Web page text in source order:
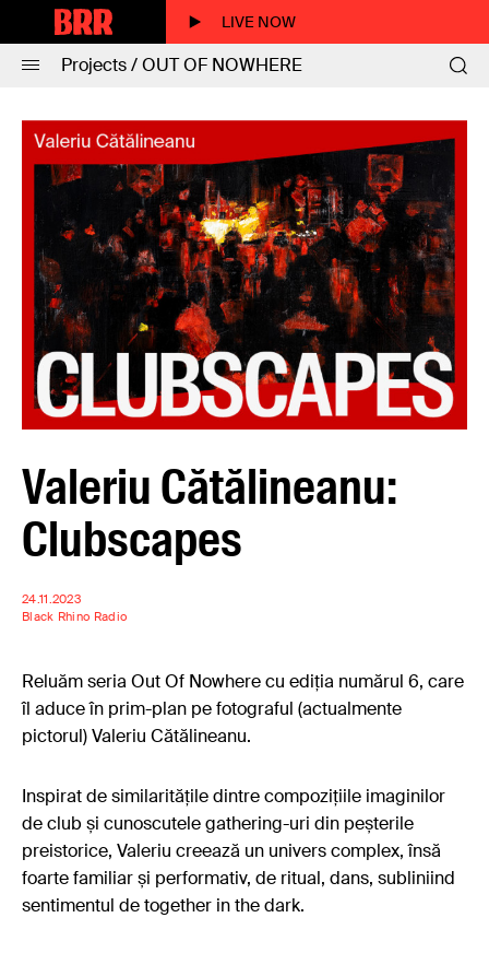
LIVE NOW
Projects / OUT OF NOWHERE
Valeriu Cătălineanu:
Clubscapes
24.11.2023
Black Rhino Radio
Reluăm seria Out Of Nowhere cu ediția numărul 6, care
îl aduce în prim-plan pe fotograful (actualmente
pictorul) Valeriu Cătălineanu.
Inspirat de similaritățile dintre compozițiile imaginilor
de club și cunoscutele gathering-uri din peșterile
preistorice, Valeriu creează un univers complex, însă
foarte familiar și performativ, de ritual, dans, subliniind
sentimentul de together in the dark.